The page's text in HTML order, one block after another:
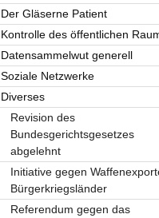
Der Gläserne Patient
Kontrolle des öffentlichen
Datensammelwut generell
Soziale Netzwerke
Diverses
Revision des
Bundesgerichtsgesetzes
abgelehnt
Initiative gegen
Bürgerkriegsländer
Referendum gegen das